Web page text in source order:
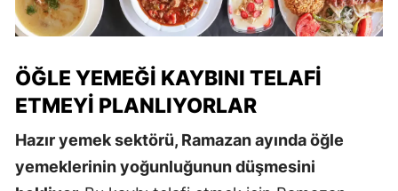
ÖĞLE YEMEĞI KAYBINI TELAFI
ETMEYI PLANLIYORLAR
Hazır yemek sektörü, Ramazan ayında öğle
yemeklerinin yoğunluğunun düşmesini